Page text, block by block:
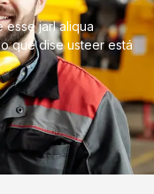
esse jarl aliqua
qué dise usteer está